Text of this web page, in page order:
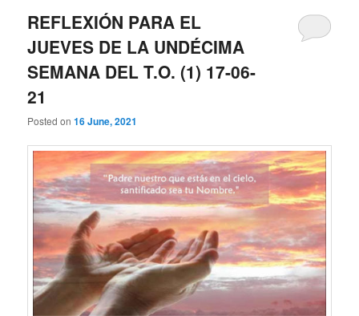
REFLEXIÓN PARA EL
JUEVES DE LA UNDÉCIMA
SEMANA DEL T.O. (1) 17-06-
21
Posted on16 June, 2021